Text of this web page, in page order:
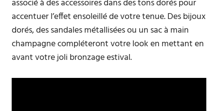
associé à des accessoires dans des tons dorés pour
accentuer l’effet ensoleillé de votre tenue. Des bijoux
dorés, des sandales métallisées ou un sac à main
champagne compléteront votre look en mettant en
avant votre joli bronzage estival.